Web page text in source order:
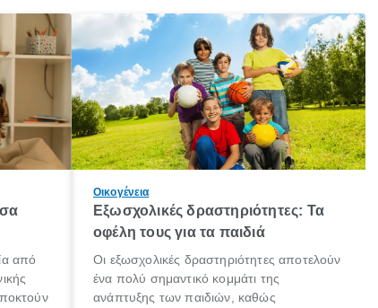
από
Οικογένεια
Εξωσχολικές δραστηριότητες: Τα
οφέλη τους για τα παιδιά
Οι εξωσχολικές δραστηριότητες αποτελούν
ένα πολύ σημαντικό κομμάτι της
ανάπτυξης των παιδιών, καθώς